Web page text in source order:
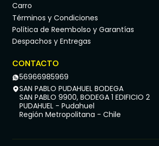
Carro
Términos y Condiciones
Política de Reembolso y Garantías
Despachos y Entregas
CONTACTO
56966985969
SAN PABLO PUDAHUEL BODEGA
SAN PABLO 9900, BODEGA 1 EDIFICIO 2
PUDAHUEL - Pudahuel
Región Metropolitana - Chile